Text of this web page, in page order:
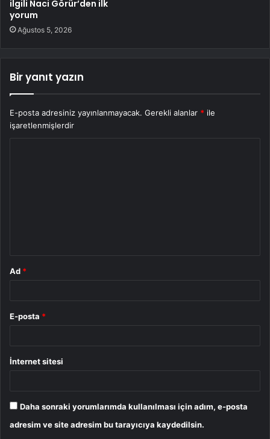
ilgili Naci Görür’den ilk
yorum
Ağustos 5, 2026
Bir yanıt yazın
E-posta adresiniz yayınlanmayacak. Gerekli alanlar * ile
işaretlenmişlerdir
Ad *
E-posta *
İnternet sitesi
Daha sonraki yorumlarımda kullanılması için adım, e-posta
adresim ve site adresim bu tarayıcıya kaydedilsin.